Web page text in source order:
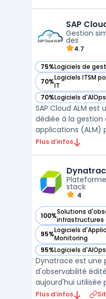
avancée, facilitant
monitoring réseau
SAP
Gestion
des
4.7
75%Logiciels de
— voir SAP Cloud
70%Logiciels ITSM
IT
— voir SAP Cloud
70%Logiciels
— voir SAP Cloud
SAP Cloud ALM
dédiée à la gestion
applications (ALM)
utilisant des
offre des outils
performances, co ...
Plus d’infos
stack
4
100%Solutions
infrastructures
— voir Dynatrace
95%Logiciels
Monitoring
— voir Dynatrace
95%Logiciels
— voir Dynatrace
Dynatrace est une
d'observabilité
aujourd'hui utilisée
entreprises dans
Plus d’infos